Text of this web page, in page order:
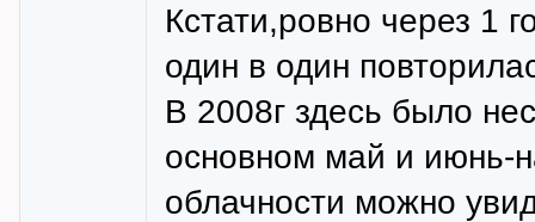
Кстати,ровно через 1
один в один
В 2008г здесь было
основном май и июнь-
облачности можно